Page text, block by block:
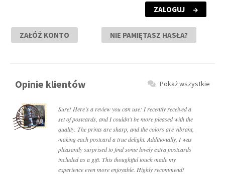
ZALOGUJ
ZAŁÓŻ KONTO NIE PAMIĘTASZ HASŁA?
Opinie klientów Pokaż wszystkie
Sure! Here’s a review you can use: I recently received a
set of postcards, and I couldn't be more pleased with the
quality. The prints are sharp, and the colors are vibrant,
making each postcard a true delight. Additionally, I was
pleasantly surprised to find some lovely extra postcards
included as a gift. This thoughtful touch made my
experience even more enjoyable. Highly recommend!